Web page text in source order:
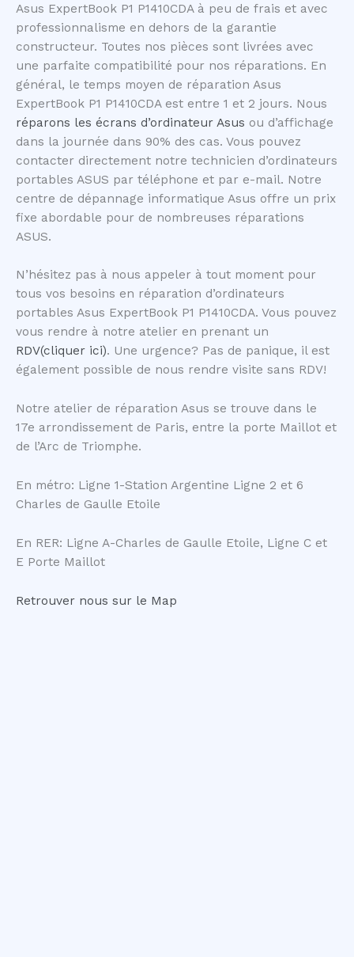
Asus ExpertBook P1 P1410CDA à peu de frais et avec
professionnalisme en dehors de la garantie
constructeur. Toutes nos pièces sont livrées avec
une parfaite compatibilité pour nos réparations. En
général, le temps moyen de réparation Asus
ExpertBook P1 P1410CDA est entre 1 et 2 jours. Nous
réparons les écrans d’ordinateur Asus ou d’affichage
dans la journée dans 90% des cas. Vous pouvez
contacter directement notre technicien d’ordinateurs
portables ASUS par téléphone et par e-mail. Notre
centre de dépannage informatique Asus offre un prix
fixe abordable pour de nombreuses réparations
ASUS.
N’hésitez pas à nous appeler à tout moment pour
tous vos besoins en réparation d’ordinateurs
portables Asus ExpertBook P1 P1410CDA. Vous pouvez
vous rendre à notre atelier en prenant un
RDV(cliquer ici). Une urgence? Pas de panique, il est
également possible de nous rendre visite sans RDV!
Notre atelier de réparation Asus se trouve dans le
17e arrondissement de Paris, entre la porte Maillot et
de l’Arc de Triomphe.
En métro: Ligne 1-Station Argentine Ligne 2 et 6
Charles de Gaulle Etoile
En RER: Ligne A-Charles de Gaulle Etoile, Ligne C et
E Porte Maillot
Retrouver nous sur le Map